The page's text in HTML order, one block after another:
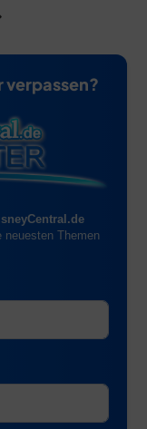
verpassen?
Themen